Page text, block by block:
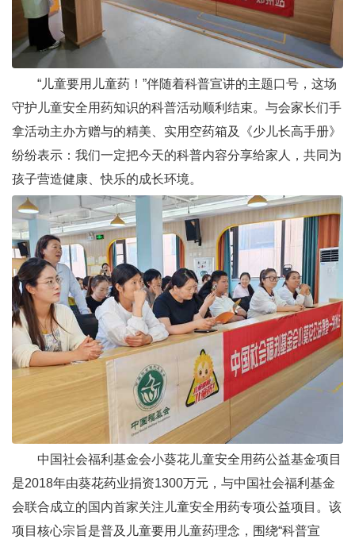
“儿童要用儿童药！”伴随着科普宣讲的主题口号，这场
守护儿童安全用药知识的科普活动顺利结束。与会家长们手
拿活动主办方赠与的精美、实用空药箱及《少儿长高手册》
纷纷表示：我们一定把今天的科普内容分享给家人，共同为
孩子营造健康、快乐的成长环境。
中国社会福利基金会小葵花儿童安全用药公益基金项目
是2018年由葵花药业捐资1300万元，与中国社会福利基金
会联合成立的国内首家关注儿童安全用药专项公益项目。该
项目核心宗旨是普及儿童要用儿童药理念，围绕“科普宣